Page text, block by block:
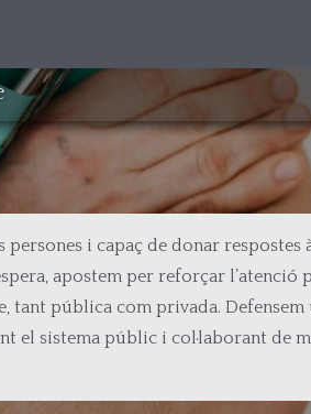
i capaç de donar respostes
apostem per reforçar l’atenció
pública com privada. Defensem
el sistema públic i col·laborant de